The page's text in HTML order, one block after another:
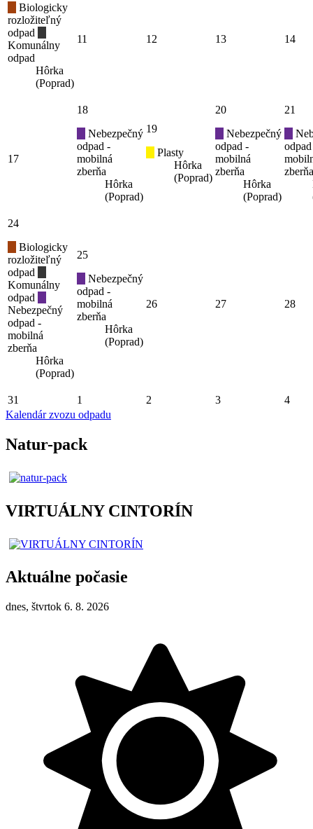
Biologicky
rozložiteľný
odpad
Komunálny
odpad
Hôrka
(Poprad)
11 12 13 14
17
18
Nebezpečný
odpad -
mobilná
zberňa
Hôrka
(Poprad)
19
Plasty
Hôrka
(Poprad)
20
Nebezpečný
odpad -
mobilná
zberňa
Hôrka
(Poprad)
21
zberňa
24
Biologicky
rozložiteľný
odpad
Komunálny
odpad
Nebezpečný
odpad -
mobilná
zberňa
Hôrka
(Poprad)
25
Nebezpečný
odpad -
mobilná
zberňa
Hôrka
(Poprad)
26 27 28
31 1 2 3
4
Kalendár zvozu odpadu
Natur-pack
VIRTUÁLNY CINTORÍN
Aktuálne počasie
dnes, štvrtok 6. 8. 2026